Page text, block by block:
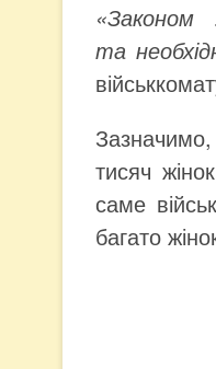
«Законом
та
тисяч
саме
багато